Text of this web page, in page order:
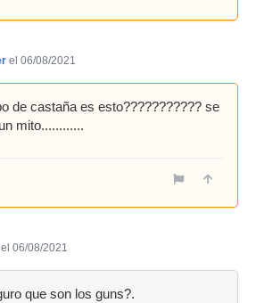
el 06/08/2021
de castaña es esto??????????? se
mito............
el 06/08/2021
que son los guns?.